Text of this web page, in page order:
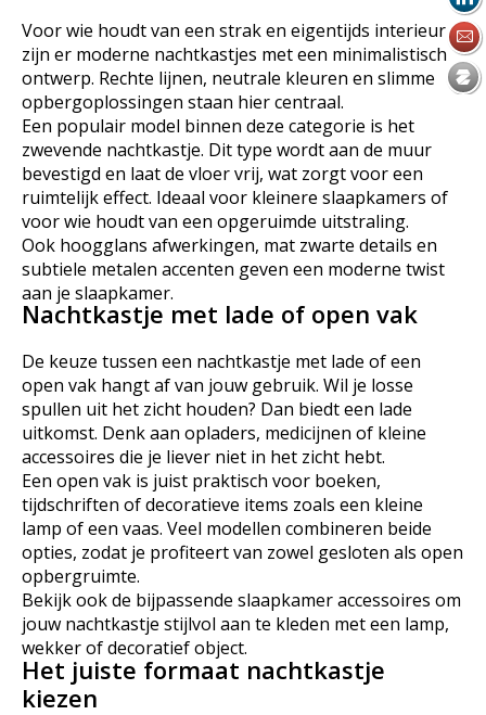
Voor wie houdt van een strak en eigentijds interieur
zijn er moderne nachtkastjes met een minimalistisch
ontwerp. Rechte lijnen, neutrale kleuren en slimme
opbergoplossingen staan hier centraal.
Een populair model binnen deze categorie is het
zwevende nachtkastje. Dit type wordt aan de muur
bevestigd en laat de vloer vrij, wat zorgt voor een
ruimtelijk effect. Ideaal voor kleinere slaapkamers of
voor wie houdt van een opgeruimde uitstraling.
Ook hoogglans afwerkingen, mat zwarte details en
subtiele metalen accenten geven een moderne twist
aan je slaapkamer.
Nachtkastje met lade of open vak
De keuze tussen een nachtkastje met lade of een
open vak hangt af van jouw gebruik. Wil je losse
spullen uit het zicht houden? Dan biedt een lade
uitkomst. Denk aan opladers, medicijnen of kleine
accessoires die je liever niet in het zicht hebt.
Een open vak is juist praktisch voor boeken,
tijdschriften of decoratieve items zoals een kleine
lamp of een vaas. Veel modellen combineren beide
opties, zodat je profiteert van zowel gesloten als open
opbergruimte.
Bekijk ook de bijpassende slaapkamer accessoires om
jouw nachtkastje stijlvol aan te kleden met een lamp,
wekker of decoratief object.
Het juiste formaat nachtkastje
kiezen